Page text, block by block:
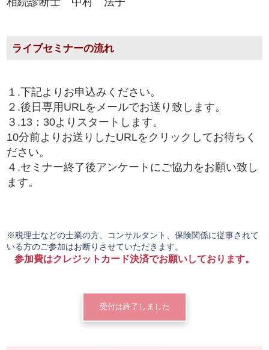
ライブセミナーの流れ
１.下記よりお申込みください。
２.後日専用URLをメールでお送り致します。
３.13：30よりスタートします。
10分前よりお送りしたURLをクリックしてお待ちく
ださい。
４.セミナー終了後アンケートにご協力をお願い致し
ます。
※税理士などの士業の方、コンサルタント、保険関係に従事されて
いる方のご参加はお断りさせていただきます。
参加費はクレジットカード決済でお願いしております。
受付は終了しました